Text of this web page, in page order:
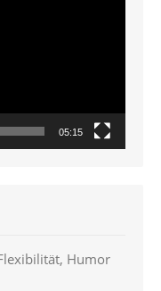
05:15
Humor